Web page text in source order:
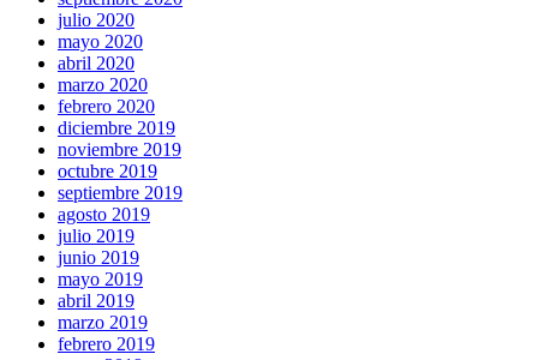
julio 2020
mayo 2020
abril 2020
marzo 2020
febrero 2020
diciembre 2019
noviembre 2019
octubre 2019
septiembre 2019
agosto 2019
julio 2019
junio 2019
mayo 2019
abril 2019
marzo 2019
febrero 2019